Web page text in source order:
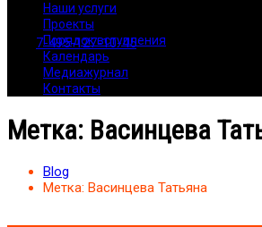
7-495-127-10-45
Наши услуги
Проекты
Порядок вступления
Календарь
Медиажурнал
Контакты
Метка: Васинцева
Blog
Метка: Васинцева Татьяна